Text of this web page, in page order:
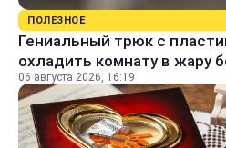
ПОЛЕЗНОЕ
Гениальный трюк с
охладить комнату в жару
06 августа 2026, 16:19